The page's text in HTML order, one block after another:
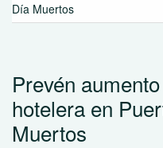
Día Muertos
Prevén
hotelera en
Muertos